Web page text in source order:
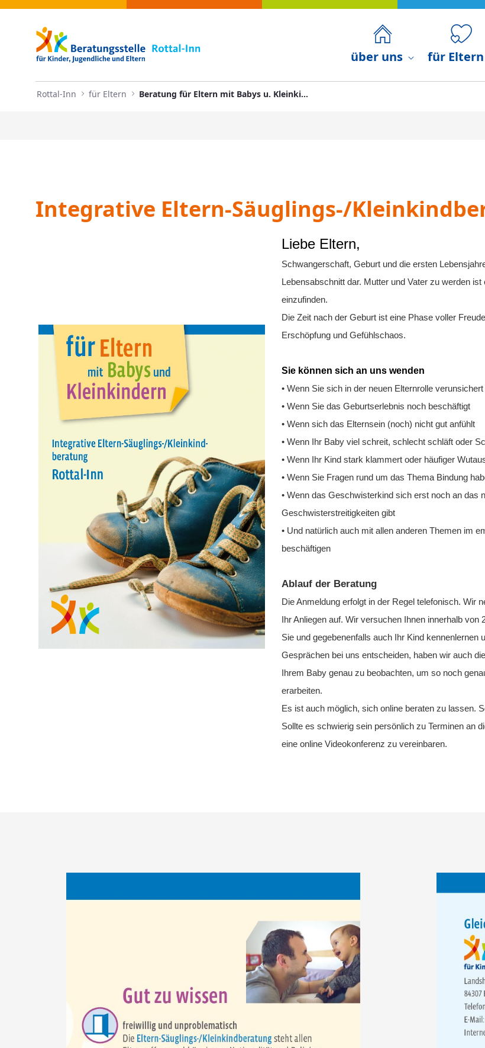
Navigation
Zum Inhalt springen
Beratung für Eltern mit Babys u. Kleinkindern -
über uns für Eltern
Rottal-Inn für Eltern Beratung für Eltern mit Babys u. Kleinkindern
Integrative Eltern-Säuglings-/
Liebe Eltern,
​​​​​​​Schwangerschaft, Geburt und die ersten
Lebensabschnitt dar. Mutter und Vater zu werden
einzufinden.
Die Zeit nach der Geburt ist eine Phase voller
Erschöpfung und Gefühlschaos.
Sie können sich an uns wenden
• Wenn Sie sich in der neuen Elternrolle verunsichert
• Wenn Sie das Geburtserlebnis noch beschäftigt
• Wenn sich das Elternsein (noch) nicht gut anfühlt
• Wenn Ihr Baby viel schreit, schlecht schläft oder
• Wenn Ihr Kind stark klammert oder häufiger
• Wenn Sie Fragen rund um das Thema Bindung
• Wenn das Geschwisterkind sich erst noch an das
Geschwisterstreitigkeiten gibt
• Und natürlich auch mit allen anderen Themen im
beschäftigen
Ablauf der Beratung
Die Anmeldung erfolgt in der Regel telefonisch. Wir
Ihr Anliegen auf. Wir versuchen Ihnen innerhalb
Sie und gegebenenfalls auch Ihr Kind
Gesprächen bei uns entscheiden, haben wir auch
Ihrem Baby genau zu beobachten, um so noch
erarbeiten.
Es ist auch möglich, sich online beraten zu lassen.
Sollte es schwierig sein persönlich zu Terminen an
eine online Videokonferenz zu vereinbaren.